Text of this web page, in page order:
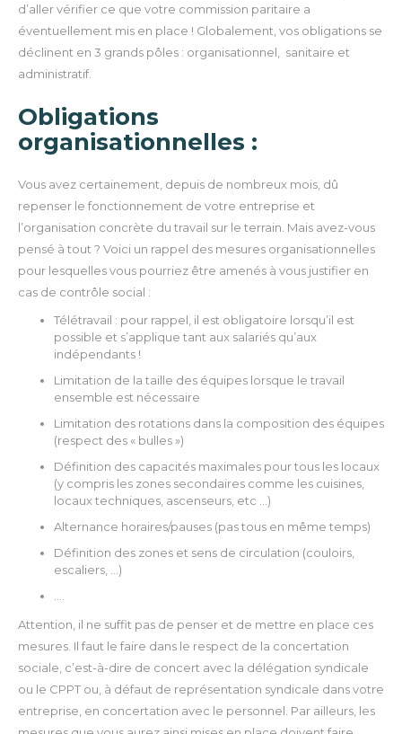
d’aller vérifier ce que votre commission paritaire a
éventuellement mis en place ! Globalement, vos obligations se
déclinent en 3 grands pôles : organisationnel, sanitaire et
administratif.
Obligations
organisationnelles :
Vous avez certainement, depuis de nombreux mois, dû
repenser le fonctionnement de votre entreprise et
l’organisation concrète du travail sur le terrain. Mais avez-vous
pensé à tout ? Voici un rappel des mesures organisationnelles
pour lesquelles vous pourriez être amenés à vous justifier en
cas de contrôle social :
Télétravail : pour rappel, il est obligatoire lorsqu’il est
possible et s’applique tant aux salariés qu’aux
indépendants !
Limitation de la taille des équipes lorsque le travail
ensemble est nécessaire
Limitation des rotations dans la composition des équipes
(respect des « bulles »)
Définition des capacités maximales pour tous les locaux
(y compris les zones secondaires comme les cuisines,
locaux techniques, ascenseurs, etc …)
Alternance horaires/pauses (pas tous en même temps)
Définition des zones et sens de circulation (couloirs,
escaliers, …)
….
Attention, il ne suffit pas de penser et de mettre en place ces
mesures. Il faut le faire dans le respect de la concertation
sociale, c’est-à-dire de concert avec la délégation syndicale
ou le CPPT ou, à défaut de représentation syndicale dans votre
entreprise, en concertation avec le personnel. Par ailleurs, les